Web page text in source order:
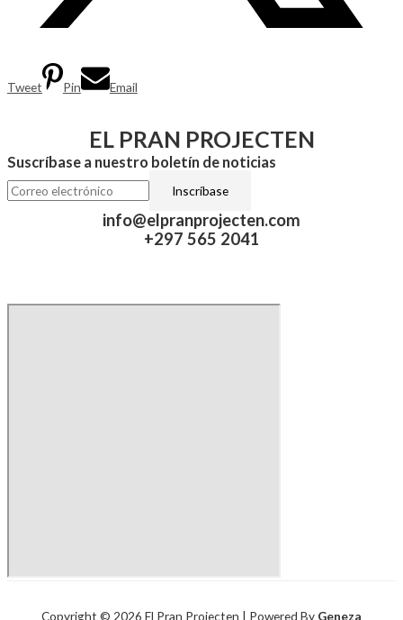
Tweet Pin Email
EL PRAN PROJECTEN
Suscríbase a nuestro boletín de noticias
info@elpranprojecten.com
+297 565 2041​
Copyright © 2026 El Pran Projecten | Powered By Geneza